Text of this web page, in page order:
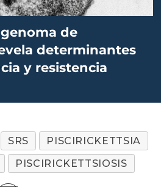
de
determinantes
y resistencia
SRS
PISCIRICKETTSIA
PISCIRICKETTSIOSIS